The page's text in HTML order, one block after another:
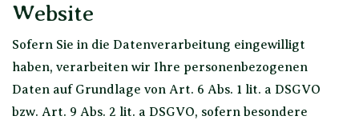
Website
Sofern Sie in die Datenverarbeitung eingewilligt
haben, verarbeiten wir Ihre personenbezogenen
Daten auf Grundlage von Art. 6 Abs. 1 lit. a DSGVO
bzw. Art. 9 Abs. 2 lit. a DSGVO, sofern besondere